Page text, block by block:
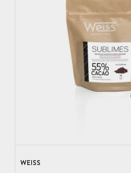
WEISS